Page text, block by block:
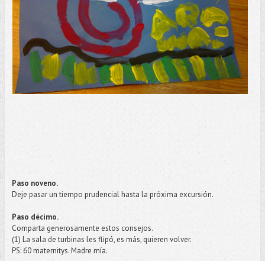
Paso noveno.
Deje pasar un tiempo prudencial hasta la próxima excursión.
Paso décimo.
Comparta generosamente estos consejos.
(1) La sala de turbinas les flipó, es más, quieren volver.
PS: 60 maternitys. Madre mía.